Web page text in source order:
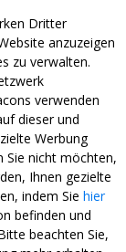
Dritter
anzuzeigen
zu verwalten.
verwenden
dieser und
Werbung
Sie nicht möchten,
Ihnen gezielte
indem Sie hier
befinden und
beachten Sie,